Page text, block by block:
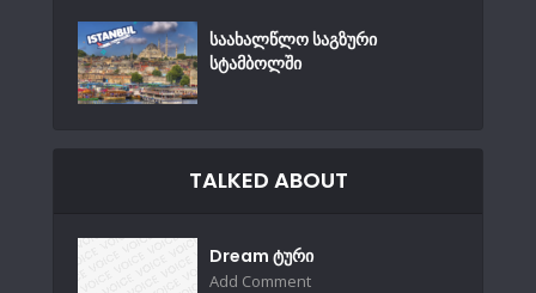
საახალწლო საგზური
სტამბოლში
TALKED ABOUT
Dream ტური
Add Comment